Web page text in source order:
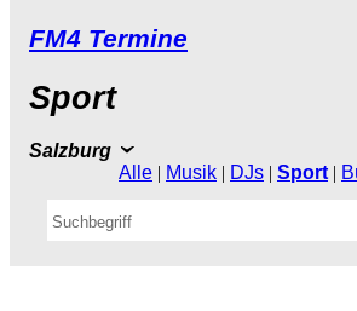
FM4Termine
Sport
Salzburg
Alle | Musik | DJs | Sport |